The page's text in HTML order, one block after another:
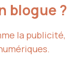
blogue ?
la publicité,